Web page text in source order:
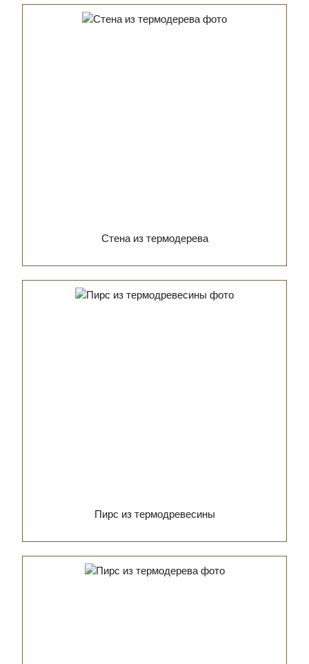
Стена из термодерева
Пирс из термодревесины